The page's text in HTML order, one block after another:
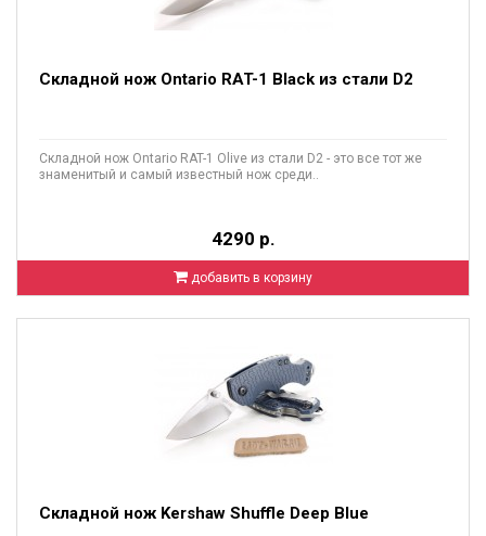
Складной нож Ontario RAT-1 Black из стали D2
Складной нож Ontario RAT-1 Olive из стали D2 - это все тот же
знаменитый и самый известный нож среди..
4290 р.
добавить в корзину
Складной нож Kershaw Shuffle Deep Blue